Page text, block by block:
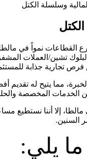
وسلسلة الكتل
الكتل
القطاعات نمواً في
تشين/العملات
تجارية جذابة
المخصصة
إلا أننا نستطيع
السنين.
يلي: